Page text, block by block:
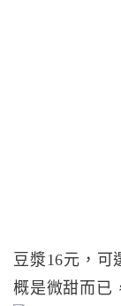
豆漿16元，可
概是微甜而已